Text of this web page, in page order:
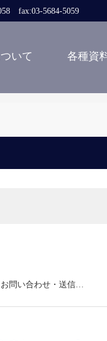
fax:03-5684-5059
いて 各種資
お問い合わせ・送信…